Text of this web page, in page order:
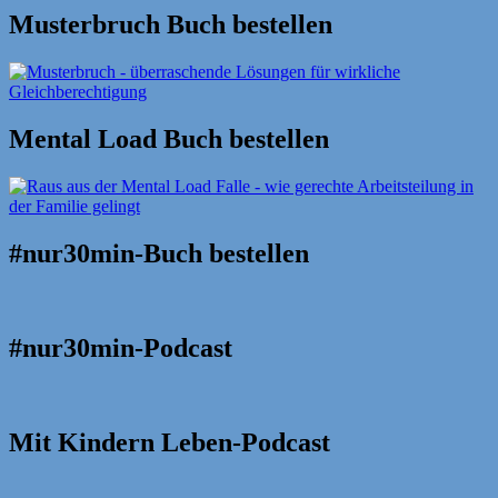
Musterbruch Buch bestellen
Mental Load Buch bestellen
#nur30min-Buch bestellen
#nur30min-Podcast
Mit Kindern Leben-Podcast